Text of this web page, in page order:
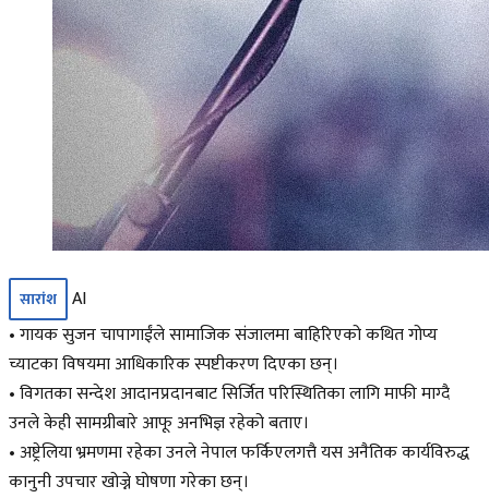
सारांश
AI
• गायक सुजन चापागाईंले सामाजिक संजालमा बाहिरिएको कथित गोप्य
च्याटका विषयमा आधिकारिक स्पष्टीकरण दिएका छन्।
• विगतका सन्देश आदानप्रदानबाट सिर्जित परिस्थितिका लागि माफी माग्दै
उनले केही सामग्रीबारे आफू अनभिज्ञ रहेको बताए।
• अष्ट्रेलिया भ्रमणमा रहेका उनले नेपाल फर्किएलगत्तै यस अनैतिक कार्यविरुद्ध
कानुनी उपचार खोज्ने घोषणा गरेका छन्।